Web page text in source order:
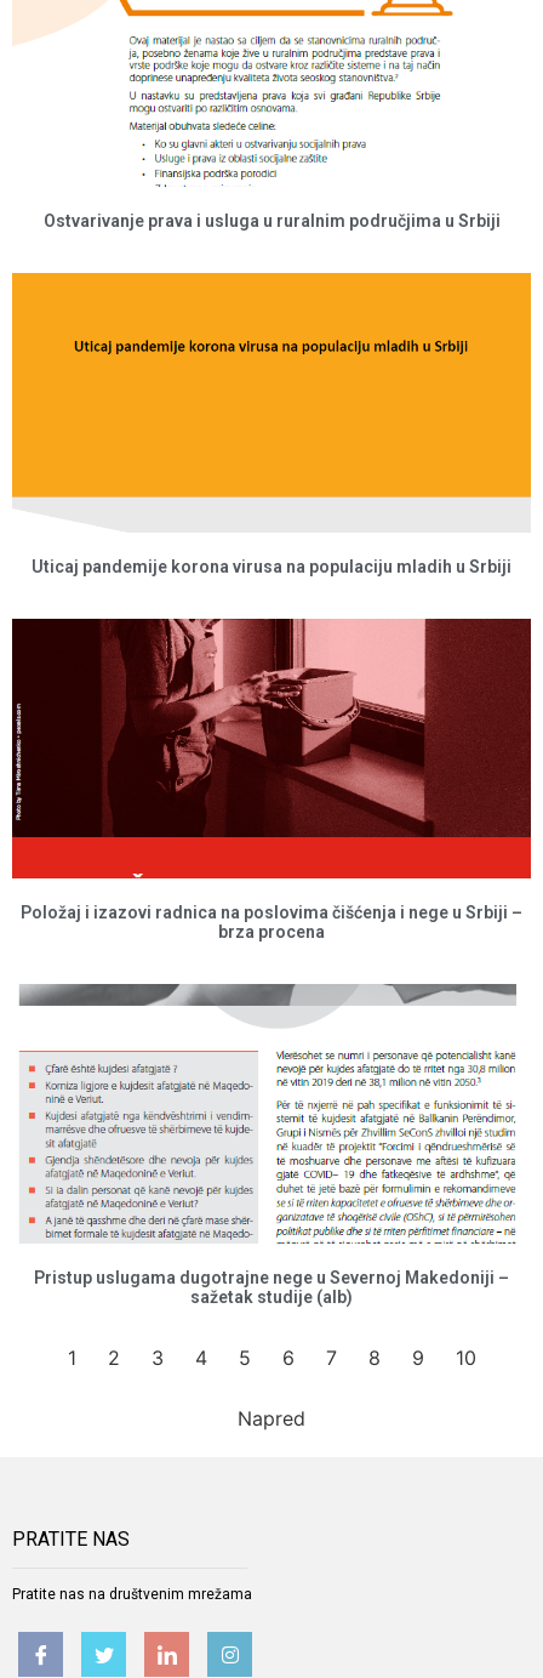
Ostvarivanje prava i usluga u ruralnim područjima u Srbiji
Uticaj pandemije korona virusa na populaciju mladih u Srbiji
Položaj i izazovi radnica na poslovima čišćenja i nege u Srbiji –
brza procena
Pristup uslugama dugotrajne nege u Severnoj Makedoniji –
sažetak studije (alb)
1 2 3 4 5 6 7 8 9 10
Napred
PRATITE NAS
Pratite nas na društvenim mrežama